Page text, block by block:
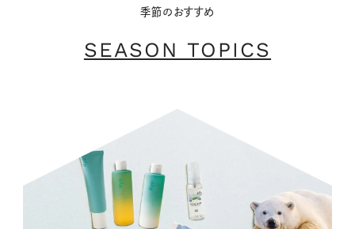
季節のおすすめ
SEASON TOPICS